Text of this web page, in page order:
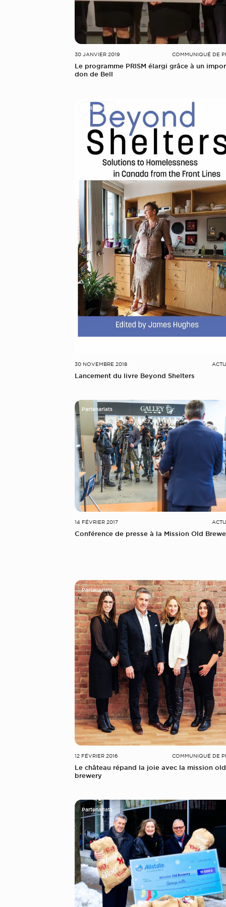
30 JANVIER 2019 COMMUNIQUÉ DE
Le programme PRISM élargi grâce à un
don de Bell
Partenariats
30 NOVEMBRE 2018
Lancement du livre Beyond Shelters
Partenariats
14 FÉVRIER 2017
Conférence de presse à la Mission Old
Partenariats
12 FÉVRIER 2016 COMMUNIQUÉ DE
Le château répand la joie avec la mission old
brewery
Partenariats